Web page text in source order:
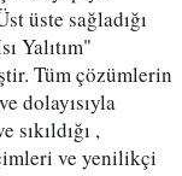
üste sağladığı
Yalıtım"
Tüm çözümlerin
dolayısıyla
,
ve yenilikçi